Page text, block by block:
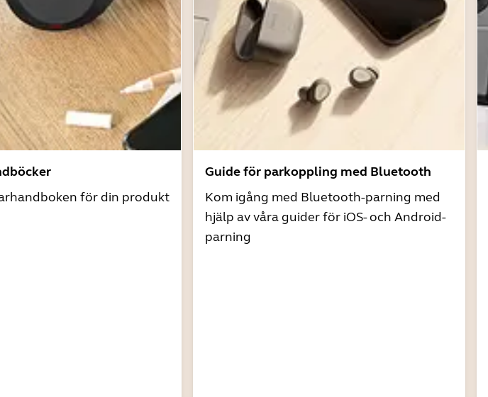
för din produkt
Guide för parkoppling med Bluetooth
Kom igång med Bluetooth-parning med
hjälp av våra guider för iOS- och Android-
parning